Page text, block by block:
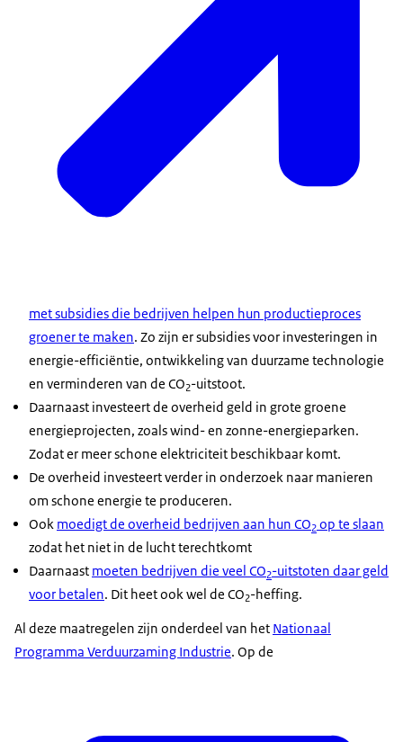
met subsidies die bedrijven helpen hun productieproces
groener te maken. Zo zijn er subsidies voor investeringen in
energie-efficiëntie, ontwikkeling van duurzame technologie
en verminderen van de CO2-uitstoot.
Daarnaast investeert de overheid geld in grote groene
energieprojecten, zoals wind- en zonne-energieparken.
Zodat er meer schone elektriciteit beschikbaar komt.
De overheid investeert verder in onderzoek naar manieren
om schone energie te produceren.
Ook moedigt de overheid bedrijven aan hun CO2 op te slaan
zodat het niet in de lucht terechtkomt
Daarnaast moeten bedrijven die veel CO2-uitstoten daar geld
voor betalen. Dit heet ook wel de CO2-heffing.
Al deze maatregelen zijn onderdeel van het Nationaal
Programma Verduurzaming Industrie. Op de